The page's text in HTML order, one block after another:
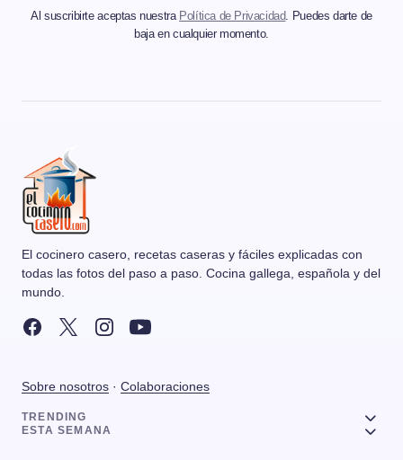
Al suscribirte aceptas nuestra Política de Privacidad. Puedes darte de
baja en cualquier momento.
El cocinero casero, recetas caseras y fáciles explicadas con
todas las fotos del paso a paso. Cocina gallega, española y del
mundo.
Sobre nosotros · Colaboraciones
TRENDING
ESTA SEMANA